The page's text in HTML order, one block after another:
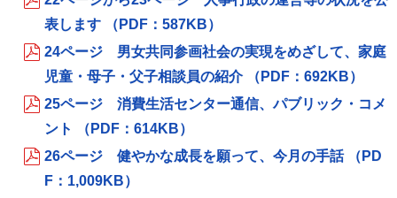
表します （PDF：587KB）
24ページ 男女共同参画社会の実現をめざして、家庭
児童・母子・父子相談員の紹介 （PDF：692KB）
25ページ 消費生活センター通信、パブリック・コメ
ント （PDF：614KB）
26ページ 健やかな成長を願って、今月の手話 （PD
F：1,009KB）